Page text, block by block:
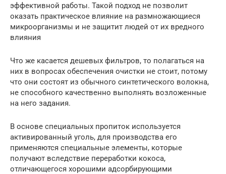
эффективной работы. Такой подход не позволит
оказать практическое влияние на размножающиеся
микроорганизмы и не защитит людей от их вредного
влияния
Что же касается дешевых фильтров, то полагаться на
них в вопросах обеспечения очистки не стоит, потому
что они состоят из обычного синтетического волокна,
не способного качественно выполнять возложенные
на него задания.
В основе специальных пропиток используется
активированный уголь, для производства его
применяются специальные элементы, которые
получают вследствие переработки кокоса,
отличающегося хорошими адсорбирующими